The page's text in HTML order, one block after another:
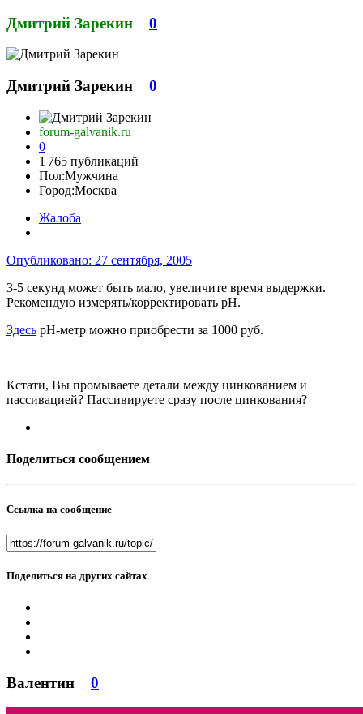
Дмитрий Зарекин 0
Дмитрий Зарекин 0
forum-galvanik.ru
0
1 765 публикаций
Пол:Мужчина
Город:Москва
Жалоба
Опубликовано: 27 сентября, 2005
3-5 секунд может быть мало, увеличите время выдержки.
Рекомендую измерять/корректировать рН.
Здесь рН-метр можно приобрести за 1000 руб.
Кстати, Вы промываете детали между цинкованием и
пассивацией? Пассивируете сразу после цинкования?
Поделиться сообщением
Ссылка на сообщение
Поделиться на других сайтах
Валентин 0